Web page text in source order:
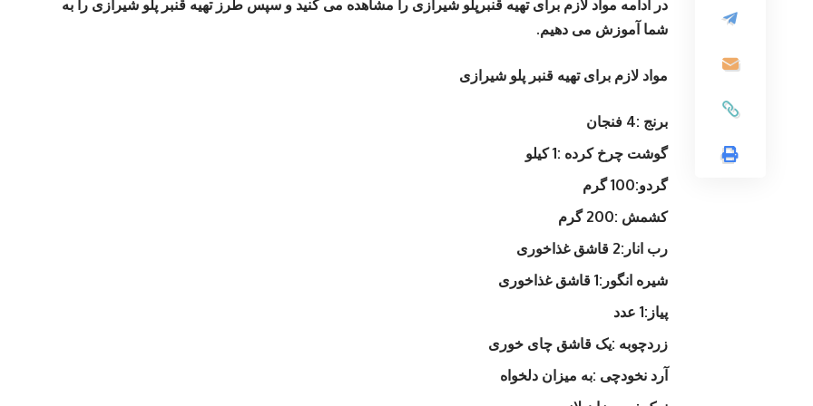
در ادامه مواد لازم برای تهیه قنبرپلو شیرازی را مشاهده می کنید و سپس طرز تهیه قنبر پلو شیرازی را به
شما آموزش می دهیم.
مواد لازم برای تهیه قنبر پلو شیرازی
برنج :4 فنجان
گوشت چرخ کرده :1 کیلو
گردو:100 گرم
کشمش :200 گرم
رب انار:2 قاشق غذاخوری
شیره انگور:1 قاشق غذاخوری
پیاز:1 عدد
زردچوبه :یک قاشق چای خوری
آرد نخودچی :به میزان دلخواه